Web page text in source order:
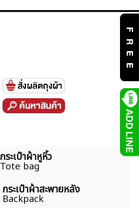
กระเป๋าผ้าหูหิ้ว
Tote bag
กระเป๋าผ้าสะพายหลัง
Backpack